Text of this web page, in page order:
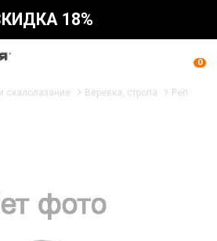
18%
0
скалолазание Веревка, стропа Репшнур